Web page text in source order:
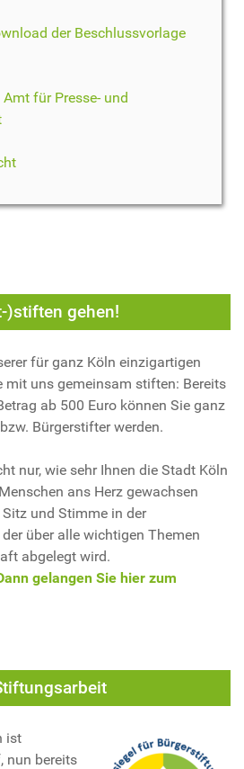
der Beschlussvorlage
für Presse- und
)stiften gehen!
für ganz Köln einzigartigen
mit uns gemeinsam stiften: Bereits
ab 500 Euro können Sie ganz
Bürgerstifter werden.
nur, wie sehr Ihnen die Stadt Köln
ans Herz gewachsen
und Stimme in der
über alle wichtigen Themen
abgelegt wird.
gelangen Sie hier zum
ist
nun bereits